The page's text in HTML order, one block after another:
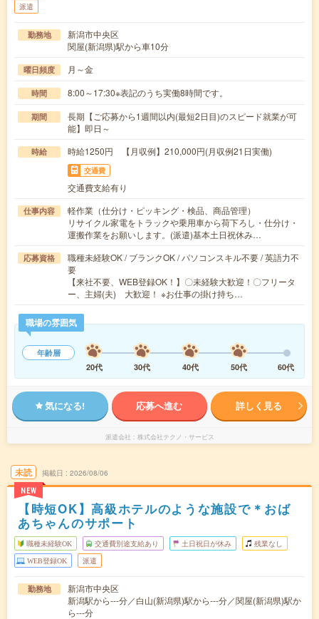
派遣
勤務地
新潟市中央区
関屋(新潟県)駅から車10分
曜日頻度 月～金
時間 8:00～17:30※表記のうち実働8時間です。
期間
長期【ご応募から1週間以内(最短2日目)のスピード就業が可
能】即日～
時給 時給1250円 【月収例】210,000円(月収例21日実働)
交通費
交通費支給有り
仕事内容
軽作業（仕分け・ピッキング・検品、商品管理）
リサイクル家電をトラックや乗用車から荷下ろし・仕分け・
運搬作業をお願いします。(派遣)基本土日祝休み…
応募資格
職種未経験OK / ブランクOK / パソコンスキル不要 / 英語力不
要
【来社不要、WEB登録OK！】〇未経験大歓迎！〇フリータ
ー、主婦(夫) 大歓迎！ ※お仕事の掛け持ち…
職場の雰囲気
年齢層
20代
30代 40代 50代 60代
気になる! 応募へ進む 詳しく見る
派遣会社 株式会社テクノ・サービス
未読
NEW
掲載日 2026/08/06
【時短OK】高級ホテルのような施設で＊おば
あちゃんのサポート
職種未経験OK 交通費別途支給あり 土日祝日が休み 残業なし
WEB登録OK 派遣
勤務地
新潟市中央区
新潟駅から---分／白山(新潟県)駅から---分／関屋(新潟県)駅か
ら---分